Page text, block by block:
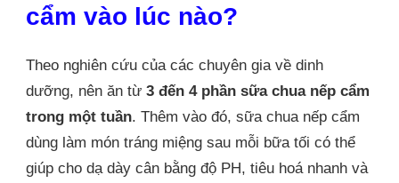
cẩm vào lúc nào?
Theo nghiên cứu của các chuyên gia về dinh
dưỡng, nên ăn từ 3 đến 4 phần sữa chua nếp cẩm
trong một tuần. Thêm vào đó, sữa chua nếp cẩm
dùng làm món tráng miệng sau mỗi bữa tối có thể
giúp cho dạ dày cân bằng độ PH, tiêu hoá nhanh và